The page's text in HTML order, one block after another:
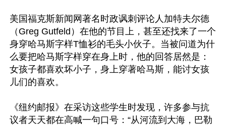
美国福克斯新闻网著名时政讽刺评论人加特夫尔德
（Greg Gutfeld）在他的节目上，甚至还找来了一个
身穿哈马斯字样T恤衫的毛头小伙子。当被问道为什
么要把哈马斯字样穿在身上时，他的回答居然是：
女孩子都喜欢坏小子，身上穿著哈马斯，能讨女孩
儿们的喜欢。
《纽约邮报》在采访这些学生时发现，许多参与抗
议者天天都在高喊一句口号：“从河流到大海，巴勒